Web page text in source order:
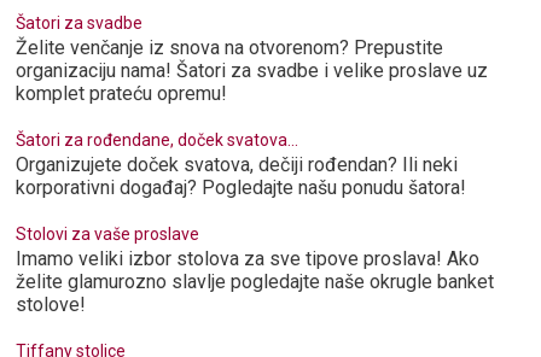
Šatori za svadbe
Želite venčanje iz snova na otvorenom? Prepustite
organizaciju nama! Šatori za svadbe i velike proslave uz
komplet prateću opremu!
Šatori za rođendane, doček svatova...
Organizujete doček svatova, dečiji rođendan? Ili neki
korporativni događaj? Pogledajte našu ponudu šatora!
Stolovi za vaše proslave
Imamo veliki izbor stolova za sve tipove proslava! Ako
želite glamurozno slavlje pogledajte naše okrugle banket
stolove!
Tiffany stolice